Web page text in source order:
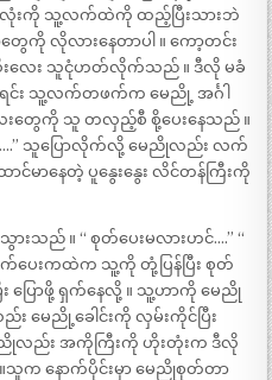
ကို သူ့လက်ထဲကို ထည့်ပြီးသားဘဲ
ကို လိုလားနေတာပါ ။ ကော့တင်း
လေး သူငုံဟတ်လိုက်သည် ။ ဒီလို မခံ
ေရင်း သူ့လက်တဖက်က မေညို့ အင်္ဂါ
တွေကို သူ တလှည့်စီ စို့ပေးနေသည် ။
သူပြောလိုက်လို့ မေညိုလည်း လက်
င်မာနေတဲ့ ပူနွေးနွေး လိင်တန်ကြီးကို
သည် ။ “ စုတ်ပေးမလားဟင်….” “
ပေးကထဲက သူ့ကို တုံ့ပြန်ပြီး စုတ်
း ပြောဖို့ ရှက်နေလို့ ။ သူ့ဟာကို မေညို
မေညို့ခေါင်းကို လှမ်းကိုင်ပြီး
လည်း အကိုကြီးကို ဟိုးတုံးက ဒီလို
။သူက နောက်ပိုင်းမှာ မေညိုစုတ်တာ